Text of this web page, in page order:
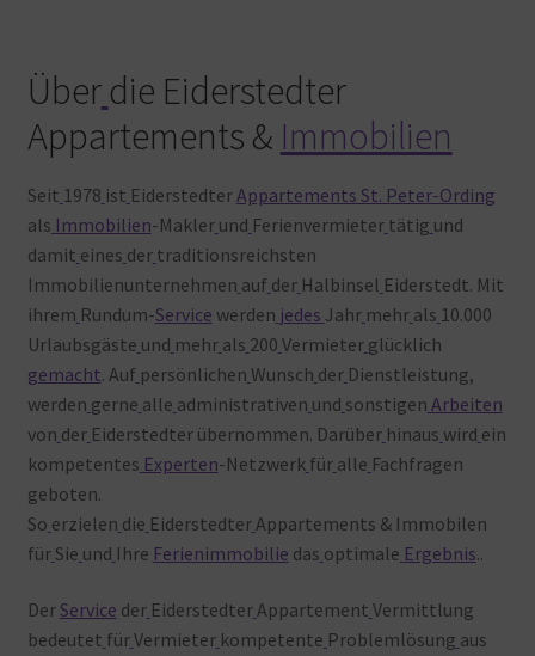
Über die Eiderstedter
Appartements & Immobilien
Seit 1978 ist EiderstedterAppartements St. Peter-Ording
als Immobilien-Makler und Ferienvermieter tätig und
damit eines der traditionsreichsten
Immobilienunternehmen auf der Halbinsel Eiderstedt. Mit
ihrem Rundum-Service werden jedes Jahr mehr als 10.000
Urlaubsgäste und mehr als 200 Vermieter glücklich
gemacht. Auf persönlichen Wunsch der Dienstleistung,
werden gerne alle administrativen und sonstigen Arbeiten
von der Eiderstedter übernommen. Darüber hinaus wird ein
kompetentes Experten-Netzwerk für alle Fachfragen
geboten.
So erzielen die Eiderstedter Appartements & Immobilen
für Sie und Ihre Ferienimmobilie das optimale Ergebnis..
DerService der EiderstedterAppartement Vermittlung
bedeutet fürVermieter kompetente Problemlösung aus